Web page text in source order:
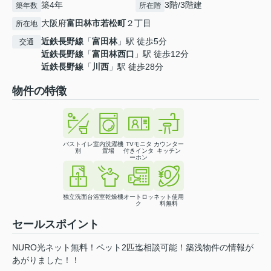
築年数 築4年 所在階 3階/3階建
所在地 大阪府富田林市若松町２丁目
交通 近鉄長野線 「富田林」駅 徒歩5分
近鉄長野線 「富田林西口 」駅 徒歩12分
近鉄長野線 「 川西 」駅 徒歩28分
物件の特徴
バストイレ
別
室内洗濯機
置場
TVモニタ
付きインタ
ーホン
カウンター
キッチン
独立洗面台浴室乾燥機オートロッ
ク
ネット使用
料無料
セールスポイント
NURO光ネット無料！ペット2匹迄相談可能！築浅物件の情報が
あがりました！！